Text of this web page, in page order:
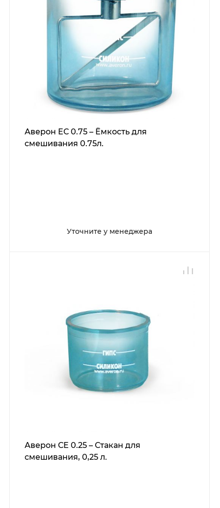
Аверон ЕС 0.75 – Ёмкость для
смешивания 0.75л.
Уточните у менеджера
Аверон СЕ 0.25 – Стакан для
смешивания, 0,25 л.